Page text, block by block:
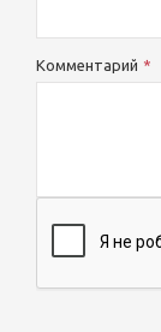
Комментарий